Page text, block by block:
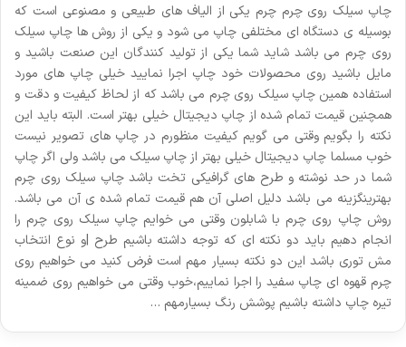
چاپ سیلک روی چرم چرم یکی از الیاف های طبیعی و مصنوعی است که
بوسیله ی دستگاه ای مختلفی چاپ می شود و یکی از روش ها چاپ سیلک
روی چرم می باشد شاید شما یکی از تولید کنندگان این صنعت باشید و
مایل باشید روی محصولات خود چاپ اجرا نمایید خیلی چاپ های مورد
استفاده همین چاپ سیلک روی چرم می باشد که از لحاظ کیفیت و دقت و
همچنین قیمت تمام شده از چاپ دیجیتال خیلی بهتر است. البته باید این
نکته را بگویم وقتی می گویم کیفیت منظورم در چاپ های تصویر نیست
خوب مسلما چاپ دیجیتال خیلی بهتر از چاپ سیلک می باشد ولی اگر چاپ
شما در حد نوشته و طرح های گرافیکی تخت باشد چاپ سیلک روی چرم
بهترینگزینه می باشد دلیل اصلی آن هم قیمت تمام شده ی آن می باشد.
روش چاپ روی چرم با شابلون وقتی می خوایم چاپ سیلک روی چرم را
انجام دهیم باید دو نکته ای که توجه داشته باشیم طرح |و نوع انتخاب
مش توری باشد این دو نکته بسیار مهم است فرض کنید می خواهیم روی
چرم قهوه ای چاپ سفید را اجرا نماییم،خوب وقتی می خواهیم روی ضمینه
تیره چاپ داشته باشیم پوشش رنگ بسیارمهم …